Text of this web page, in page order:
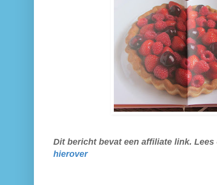
Dit bericht bevat een affiliate link.
hierover